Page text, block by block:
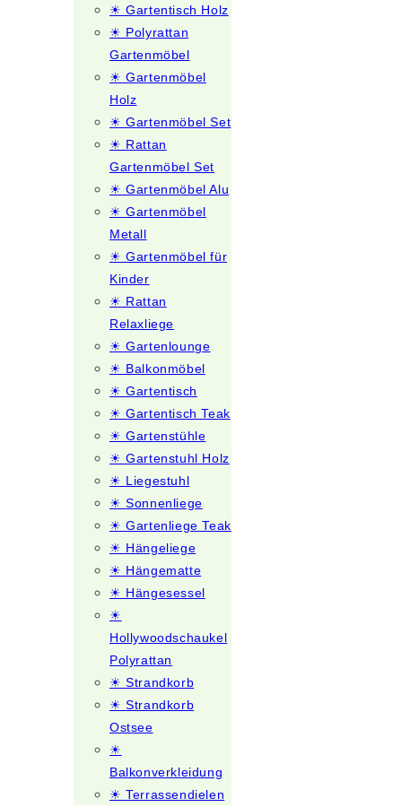
☀ Gartentisch Holz
☀ Polyrattan
Gartenmöbel
☀ Gartenmöbel
Holz
☀ Gartenmöbel Set
☀ Rattan
Gartenmöbel Set
☀ Gartenmöbel Alu
☀ Gartenmöbel
Metall
☀ Gartenmöbel für
Kinder
☀ Rattan
Relaxliege
☀ Gartenlounge
☀ Balkonmöbel
☀ Gartentisch
☀ Gartentisch Teak
☀ Gartenstühle
☀ Gartenstuhl Holz
☀ Liegestuhl
☀ Sonnenliege
☀ Gartenliege Teak
☀ Hängeliege
☀ Hängematte
☀ Hängesessel
☀
Hollywoodschaukel
Polyrattan
☀ Strandkorb
☀ Strandkorb
Ostsee
☀
Balkonverkleidung
☀ Terrassendielen